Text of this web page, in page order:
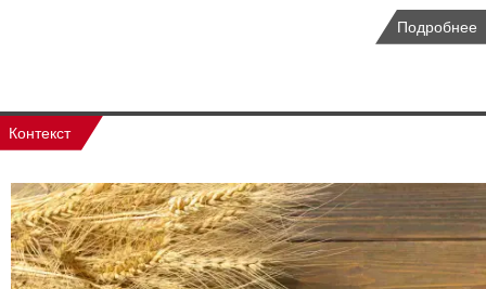
Подробнее
Контекст